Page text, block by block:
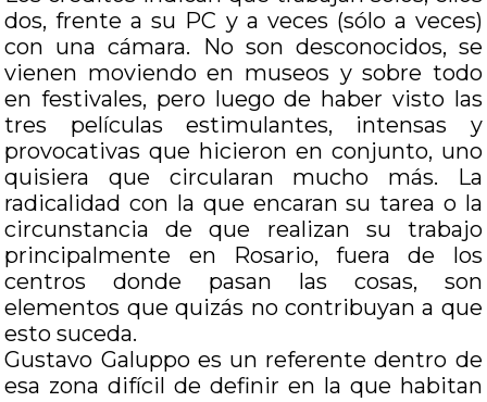
dos, frente a su PC y a veces (sólo a veces)
con una cámara. No son desconocidos, se
vienen moviendo en museos y sobre todo
en festivales, pero luego de haber visto las
tres películas estimulantes, intensas y
provocativas que hicieron en conjunto, uno
quisiera que circularan mucho más. La
radicalidad con la que encaran su tarea o la
circunstancia de que realizan su trabajo
principalmente en Rosario, fuera de los
centros donde pasan las cosas, son
elementos que quizás no contribuyan a que
esto suceda.
Gustavo Galuppo es un referente dentro de
esa zona difícil de definir en la que habitan